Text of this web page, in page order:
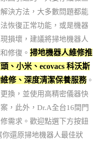
決方法，大多數問題都能
恢復正常功能，或是機器
損壞，建議將掃地機器人
修復。掃地機器人維修推
、小米、ecovacs 科沃斯
修、深度清潔保養服務。
換，並使用高精密儀器快
，此外，Dr.A全台16間門
需求。歡迎點選下方按鈕
還原掃地機器人最佳狀